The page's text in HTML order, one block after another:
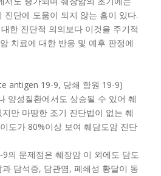
진단에 도움이 되지 않는 흠이 있다.
한 진단적 의의보다 이것을 주기적
치료에 대한 반응 및 예후 판정에
antigen 19-9, 당쇄 항원 19-9)
양성질환에서도 상승될 수 있어 췌
만 마땅한 조기 진단법이 없는 췌
도가 80%이상 보여 췌담도암 진단
의 문제점은 췌장암 이 외에도 담도
담석증, 담관염, 폐쇄성 황달이 동